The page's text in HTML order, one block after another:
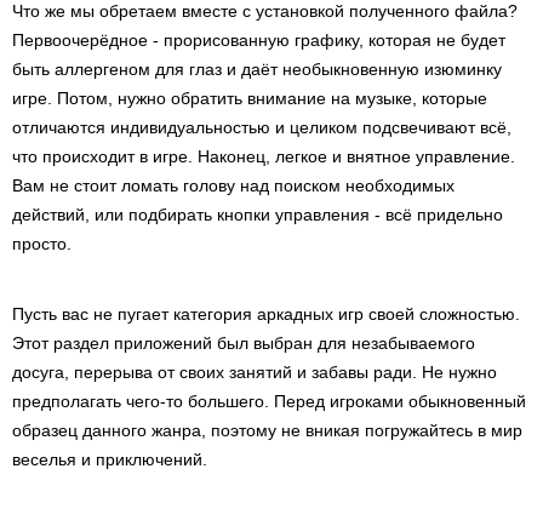
Что же мы обретаем вместе с установкой полученного файла?
Первоочерёдное - прорисованную графику, которая не будет
быть аллергеном для глаз и даёт необыкновенную изюминку
игре. Потом, нужно обратить внимание на музыке, которые
отличаются индивидуальностью и целиком подсвечивают всё,
что происходит в игре. Наконец, легкое и внятное управление.
Вам не стоит ломать голову над поиском необходимых
действий, или подбирать кнопки управления - всё придельно
просто.
Пусть вас не пугает категория аркадных игр своей сложностью.
Этот раздел приложений был выбран для незабываемого
досуга, перерыва от своих занятий и забавы ради. Не нужно
предполагать чего-то большего. Перед игроками обыкновенный
образец данного жанра, поэтому не вникая погружайтесь в мир
веселья и приключений.